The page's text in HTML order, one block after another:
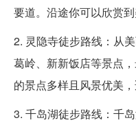
要道。沿途你可以欣赏
2. 灵隐寺徒步路线：从
葛岭、新新饭店等景点
的景点多样且风景优美，
3. 千岛湖徒步路线：千